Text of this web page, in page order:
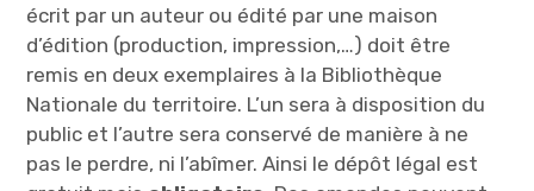
écrit par un auteur ou édité par une maison
d’édition (production, impression,…) doit être
remis en deux exemplaires à la Bibliothèque
Nationale du territoire. L’un sera à disposition du
public et l’autre sera conservé de manière à ne
pas le perdre, ni l’abîmer. Ainsi le dépôt légal est